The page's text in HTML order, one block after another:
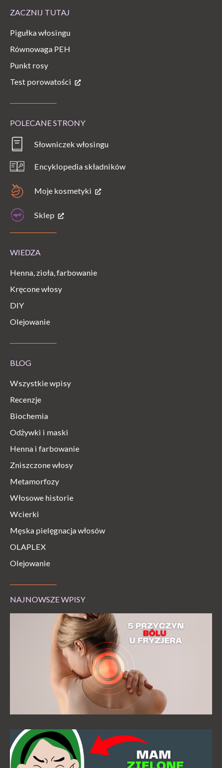
ZACZNIJ TUTAJ
Pigułka włosingu
Równowaga PEH
Punkt rosy
Test porowatości
POLECANE STRONY
Słowniczek włosingu
Encyklopedia składników
Moje kosmetyki
Sklep
WIEDZA
Henna, zioła, farbowanie
Kręcone włosy
DIY
Olejowanie
BLOG
Wszystkie wpisy
Recenzje
Biochemia
Odżywki i maski
Henna i farbowanie
Zniszczone włosy
Metamorfozy
Włosowe historie
Wcierki
Męska pielęgnacja włosów
OLAPLEX
Olejowanie
NAJNOWSZE WPISY